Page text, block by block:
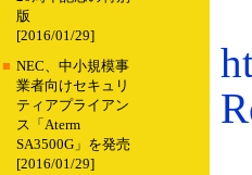
版
[2016/01/29]
■ NEC、中小規模事
業者向けセキュリ
ティアプライアン
ス「Aterm
SA3500G」を発売
[2016/01/29]